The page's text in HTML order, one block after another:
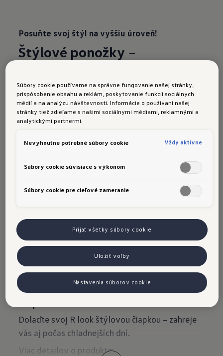
Posuňte svoj štýl na vyššiu úroveň!
Štýlové ponožky –
Žijeme v ére štýlových ponožiek – a teraz sa k
tomu pridáva aj vaša obľúbená značka! Tieto
pohodlné ponožky v štýlovej modrej a čiernej
farbe zdobia logo R a kontrastný biely pruh
pozdĺž päty. Dodávané priamo k vašim dverám v
39–42 a 43–46.
A teraz pozor!
Dolaďte svoj R look štýlovou čiapkou – zahreje
vás aj počas chladnejších dní.
Viac detailov o produkte:
Súbory cookie používame na správne fungovanie našej stránky,
prispôsobenie obsahu a reklám, poskytovanie funkcií sociálnych
médií a na analýzu návštevnosti. Informácie o používaní našej
stránky tiež zdieľame s našimi sociálnymi médiami, reklamnými a
analytickými partnermi.
Nevyhnutne potrebné súbory cookie Vždy aktívne
Súbory cookie súvisiace s výkonom
Súbory cookie pre cieľové zameranie
Prijať všetky súbory cookie
Uložiť voľby
Nastavenia súborov cookie